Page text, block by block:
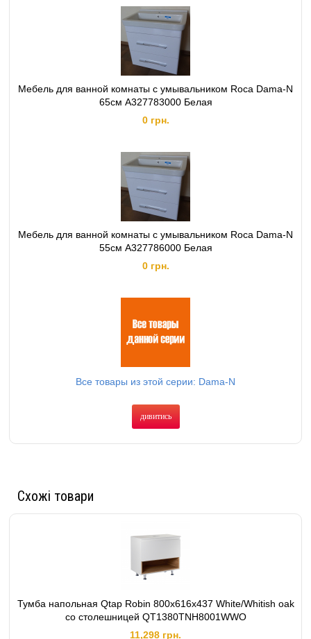
Мебель для ванной комнаты с умывальником Roca Dama-N
65см A327783000 Белая
0 грн.
Мебель для ванной комнаты с умывальником Roca Dama-N
55см A327786000 Белая
0 грн.
Все товары из этой серии: Dama-N
дивитись
Схожі товари
Тумба напольная Qtap Robin 800х616х437 White/Whitish oak
со столешницей QT1380TNН8001WWO
11,298 грн.